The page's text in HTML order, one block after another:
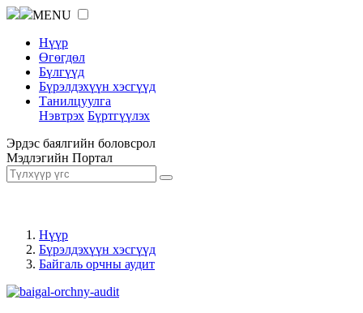
MENU
Нүүр
Өгөгдөл
Бүлгүүд
Бүрэлдэхүүн хэсгүүд
Танилцуулга
Нэвтрэх Бүртгүүлэх
Эрдэс баялгийн боловсрол
Мэдлэгийн Портал
Нүүр
Бүрэлдэхүүн хэсгүүд
Байгаль орчны аудит